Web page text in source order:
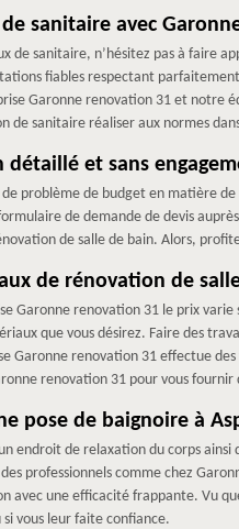
de sanitaire avec
de sanitaire, n’hésitez pas à faire
fiables respectant
Garonne renovation 31 et notre
de sanitaire réaliser aux normes
détaillé et sans
problème de budget en matière
de demande de devis
de salle de bain. Alors,
de rénovation de
Garonne renovation 31 le prix
que vous désirez. Faire des
Garonne renovation 31 effectue des
renovation 31 pour vous
pose de baignoire à
endroit de relaxation du corps
professionnels comme chez
avec une efficacité frappante. Vu
si vous leur faite confiance.